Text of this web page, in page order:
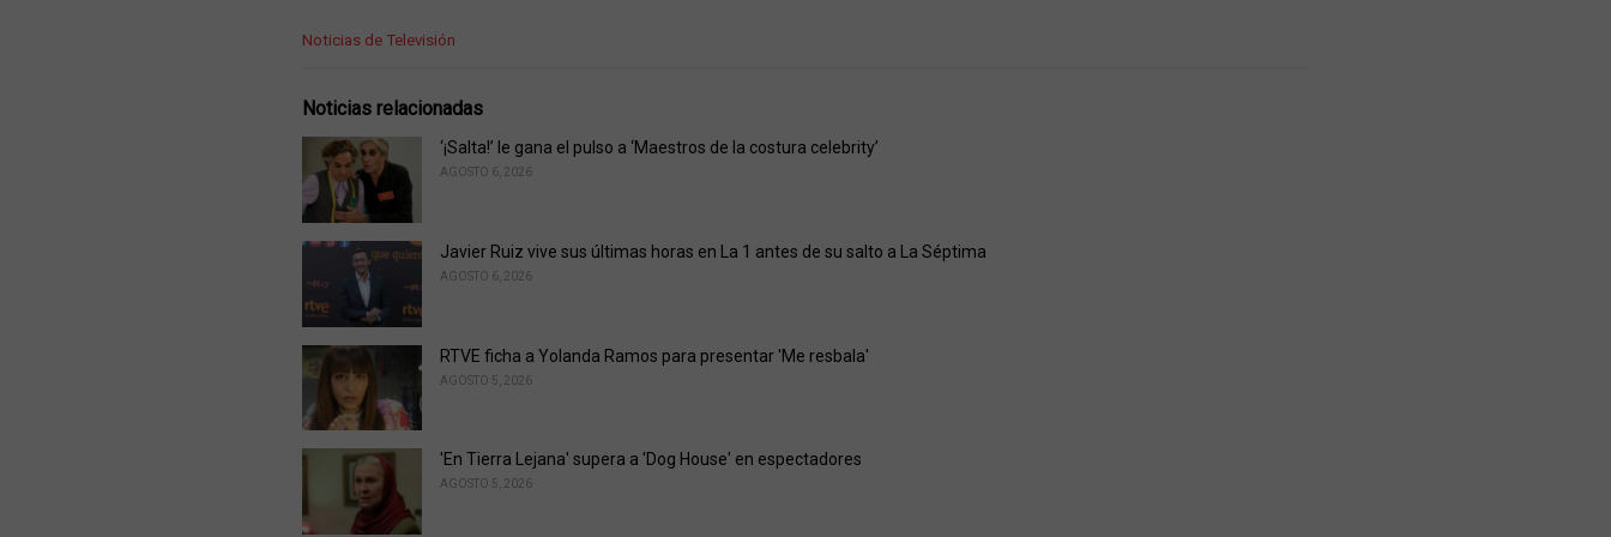
C
e
e
Noticias de Televisión
Noticias relacionadas
‘¡Salta!’ le gana el pulso a ‘Maestros de la costura celebrity’
AGOSTO 6, 2026
Javier Ruiz vive sus últimas horas en La 1 antes de su salto a La Séptima
AGOSTO 6, 2026
RTVE ficha a Yolanda Ramos para presentar 'Me resbala'
AGOSTO 5, 2026
'En Tierra Lejana' supera a 'Dog House' en espectadores
AGOSTO 5, 2026